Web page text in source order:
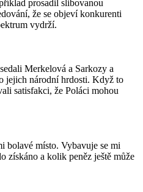
prosadil slibovanou
že se objeví konkurenti
vydrží.
Merkelová a Sarkozy a
jejich národní hrdosti. Když to
satisfakci, že Poláci mohou
bolavé místo. Vybavuje se mi
získáno a kolik peněz ještě může